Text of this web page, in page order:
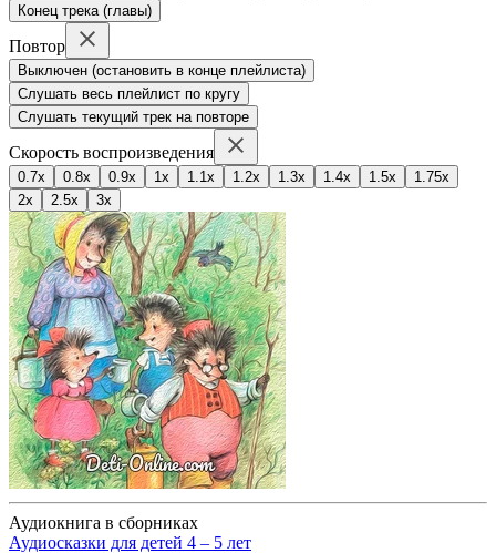
Конец трека (главы)
Повтор
Выключен (остановить в конце плейлиста)
Слушать весь плейлист по кругу
Слушать текущий трек на повторе
Скорость воспроизведения
0.7x 0.8x 0.9x 1x 1.1x 1.2x 1.3x 1.4x 1.5x
1.75x
2x
2.5x 3x
Аудиокнига в сборниках
Аудиосказки для детей 4 – 5 лет